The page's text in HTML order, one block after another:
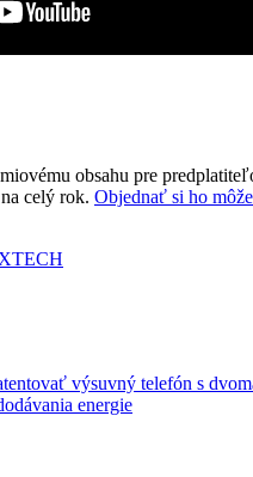
obsahu pre
celý rok. Objednať si ho
výsuvný telefón s
energie